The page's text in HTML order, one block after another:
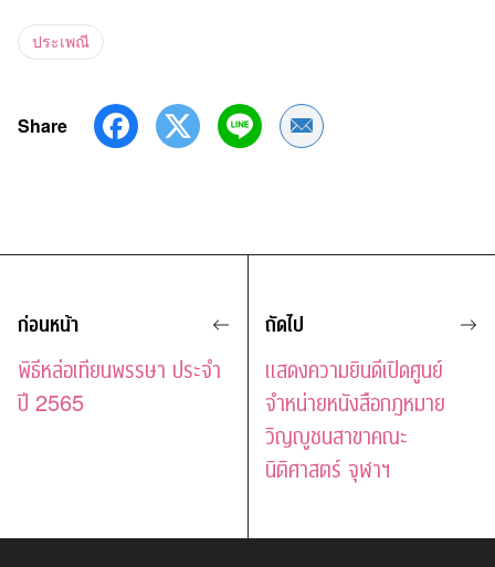
ประเพณี
Share Share by Email
ก่อนหน้า
พิธีหล่อเทียนพรรษา ประจำ
ปี 2565
ถัดไป
แสดงความยินดีเปิดศูนย์
จำหน่ายหนังสือกฎหมาย
วิญญูชนสาขาคณะ
นิติศาสตร์ จุฬาฯ